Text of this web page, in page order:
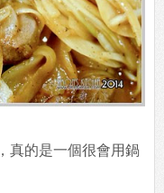
在一般平價鐵板燒吃